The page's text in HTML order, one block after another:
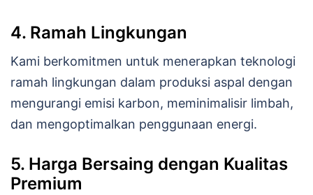
4. Ramah Lingkungan
Kami berkomitmen untuk menerapkan teknologi
ramah lingkungan dalam produksi aspal dengan
mengurangi emisi karbon, meminimalisir limbah,
dan mengoptimalkan penggunaan energi.
5. Harga Bersaing dengan Kualitas
Premium